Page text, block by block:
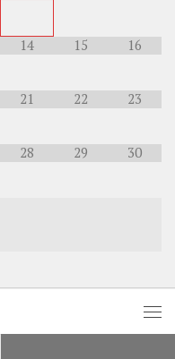
14 15 16
21 22 23
28 29 30